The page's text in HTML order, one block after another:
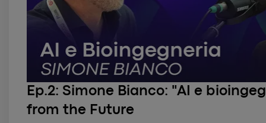
Ep.2: Simone Bianco: "AI e
from the Future